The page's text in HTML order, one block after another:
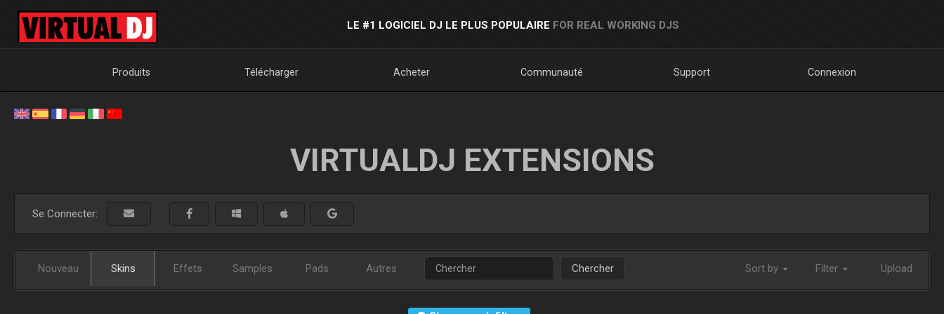
LE #1 LOGICIEL DJ LE PLUS POPULAIRE FOR REAL WORKING DJS
Produits Télécharger Acheter Communauté Support Connexion
VIRTUALDJ EXTENSIONS
Se Connecter:
Nouveau Skins Effets Samples Pads Autres Chercher Sort by Filter Upload